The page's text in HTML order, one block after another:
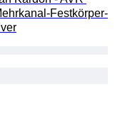
Festkörper-